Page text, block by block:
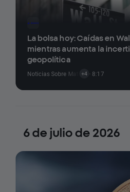
La bolsa hoy: Caídas en
mientras aumenta la
geopolítica
Noticias Sobre Materias Primas
+4 · 8:17
6 de julio de 2026